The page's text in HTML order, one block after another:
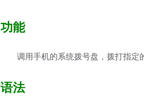
功能
调用手机的系统拨号盘，拨打指定
语法